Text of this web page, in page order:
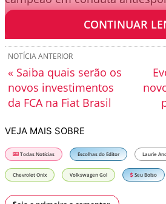
que desvalorizou 64%.
CONTINUAR
NOTÍCIA ANTERIOR
« Saiba quais serão os
novos investimentos
da FCA na Fiat Brasil
VEJA MAIS SOBRE
Todas Notícias Escolhas do Editor Laurie
Chevrolet Onix Volkswagen Gol Seu Bolso